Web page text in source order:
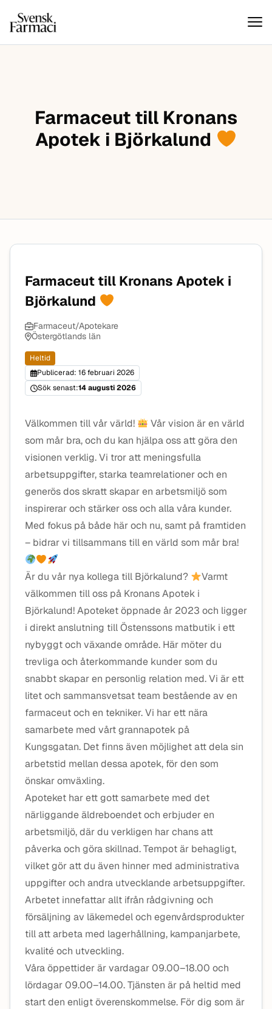
Hoppa till innehåll
Svensk farmaci
Farmaceut till Kronans
Apotek i Björkalund
Farmaceut till Kronans Apotek i
Björkalund
Farmaceut/Apotekare
Östergötlands län
Heltid
Publicerad: 16 februari 2026
Sök senast:14 augusti 2026
Välkommen till vår värld!
Vår vision är en värld
som mår bra, och du kan hjälpa oss att göra den
visionen verklig. Vi tror att meningsfulla
arbetsuppgifter, starka teamrelationer och en
generös dos skratt skapar en arbetsmiljö som
inspirerar och stärker oss och alla våra kunder.
Med fokus på både här och nu, samt på framtiden
– bidrar vi tillsammans till en värld som mår bra!
Är du vår nya kollega till Björkalund?
Varmt
välkommen till oss på Kronans Apotek i
Björkalund! Apoteket öppnade år 2023 och ligger
i direkt anslutning till Östenssons matbutik i ett
nybyggt och växande område. Här möter du
trevliga och återkommande kunder som du
snabbt skapar en personlig relation med. Vi är ett
litet och sammansvetsat team bestående av en
farmaceut och en tekniker. Vi har ett nära
samarbete med vårt grannapotek på
Kungsgatan. Det finns även möjlighet att dela sin
arbetstid mellan dessa apotek, för den som
önskar omväxling.
Apoteket har ett gott samarbete med det
närliggande äldreboendet och erbjuder en
arbetsmiljö, där du verkligen har chans att
påverka och göra skillnad. Tempot är behagligt,
vilket gör att du även hinner med administrativa
uppgifter och andra utvecklande arbetsuppgifter.
Arbetet innefattar allt ifrån rådgivning och
försäljning av läkemedel och egenvårdsprodukter
till att arbeta med lagerhållning, kampanjarbete,
kvalité och utveckling.
Våra öppettider är vardagar 09.00–18.00 och
lördagar 09.00–14.00. Tjänsten är på heltid med
start den enligt överenskommelse. För dig som är